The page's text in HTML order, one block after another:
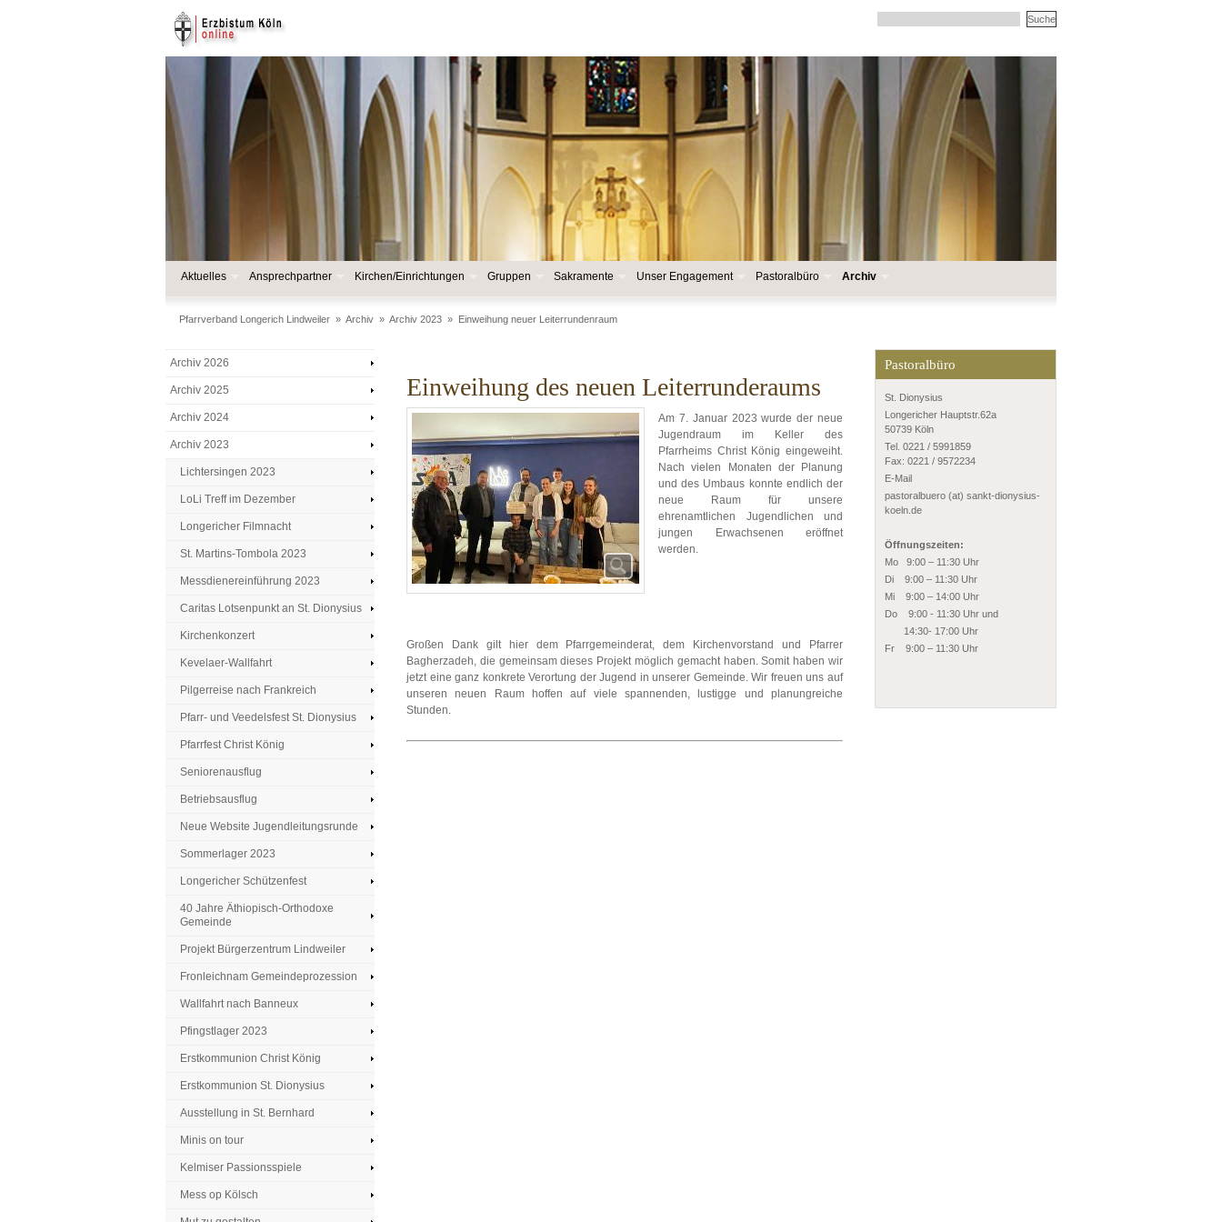
Aktuelles Ansprechpartner Kirchen/Einrichtungen Gruppen Sakramente Unser Engagement Pastoralbüro Archiv
Pfarrverband Longerich Lindweiler » Archiv » Archiv 2023 » Einweihung neuer Leiterrundenraum
Archiv 2026
Archiv 2025
Archiv 2024
Archiv 2023
Lichtersingen 2023
LoLi Treff im Dezember
Longericher Filmnacht
St. Martins-Tombola 2023
Messdienereinführung 2023
Caritas Lotsenpunkt an St. Dionysius
Kirchenkonzert
Kevelaer-Wallfahrt
Pilgerreise nach Frankreich
Pfarr- und Veedelsfest St. Dionysius
Pfarrfest Christ König
Seniorenausflug
Betriebsausflug
Neue Website Jugendleitungsrunde
Sommerlager 2023
Longericher Schützenfest
40 Jahre Äthiopisch-Orthodoxe
Gemeinde
Projekt Bürgerzentrum Lindweiler
Fronleichnam Gemeindeprozession
Wallfahrt nach Banneux
Pfingstlager 2023
Erstkommunion Christ König
Erstkommunion St. Dionysius
Ausstellung in St. Bernhard
Minis on tour
Kelmiser Passionsspiele
Mess op Kölsch
Pastoralbüro
St. Dionysius
Longericher Hauptstr.62a
50739 Köln
Tel. 0221 / 5991859
Fax: 0221 / 9572234
E-Mail
pastoralbuero (at) sankt-dionysius-
koeln.de
Öffnungszeiten:
Mo 9:00 – 11:30 Uhr
Di 9:00 – 11:30 Uhr
Mi 9:00 – 14:00 Uhr
Do 9:00 - 11:30 Uhr und
14:30- 17:00 Uhr
Fr 9:00 – 11:30 Uhr
Einweihung des neuen Leiterrunderaums
Am 7. Januar 2023 wurde der neue
Jugendraum im Keller des
Pfarrheims Christ König eingeweiht.
Nach vielen Monaten der Planung
und des Umbaus konnte endlich der
neue Raum für unsere
ehrenamtlichen Jugendlichen und
jungen Erwachsenen eröffnet
werden.
Großen Dank gilt hier dem Pfarrgemeinderat, dem Kirchenvorstand und Pfarrer
Bagherzadeh, die gemeinsam dieses Projekt möglich gemacht haben. Somit haben wir
jetzt eine ganz konkrete Verortung der Jugend in unserer Gemeinde. Wir freuen uns auf
unseren neuen Raum hoffen auf viele spannenden, lustigge und planungreiche
Stunden.